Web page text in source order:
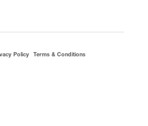
Policy Terms & Conditions